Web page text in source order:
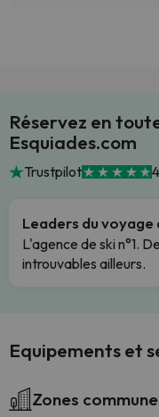
Réservez en
Esquiades.com
Trustpilot
Leaders du voyage
L'agence de ski n°1.
introuvables ailleurs.
Equipements et
Zones